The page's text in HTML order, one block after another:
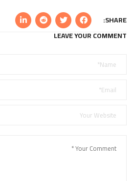
SHARE:
LEAVE YOUR COMMENT